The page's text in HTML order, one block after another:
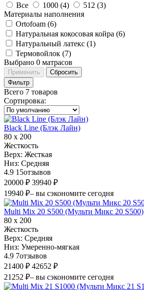
Все
1000 (4) 512 (3)
Материалы наполнения
Ortofoam (6)
Натуральная кокосовая койра (6)
Натуральный латекс (1)
Термовойлок (7)
Выбрано 0 матрасов
Применить
Сбросить
Фильтр
Всего 7 товаров
Сортировка:
Black Line (Блэк Лайн)
80 х 200
Жесткость
Верх: Жесткая
Низ: Средняя
4.9 15отзывов
20000 ₽ 39940 ₽
19940 ₽– вы сэкономите сегодня
Multi Mix 20 S500 (Мульти Микс 20 S500)
80 х 200
Жесткость
Верх: Средняя
Низ: Умеренно-мягкая
4.9 7отзывов
21400 ₽ 42652 ₽
21252 ₽– вы сэкономите сегодня